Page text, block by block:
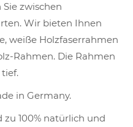
zwischen
Wir bieten Ihnen
weiße Holzfaserrahmen
Rahmen. Die Rahmen
in Germany.
zu 100% natürlich und